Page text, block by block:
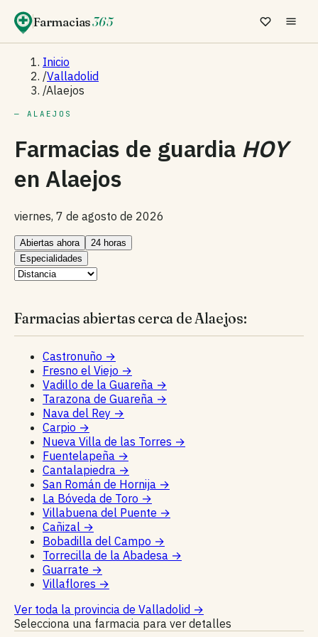
Farmacias365
Inicio
/Valladolid
/Alaejos
— ALAEJOS
Farmacias de guardia HOY
en Alaejos
viernes, 7 de agosto de 2026
Abiertas ahora
24 horas
Especialidades
Farmacias abiertas cerca de Alaejos:
Castronuño →
Fresno el Viejo →
Vadillo de la Guareña →
Tarazona de Guareña →
Nava del Rey →
Carpio →
Nueva Villa de las Torres →
Fuentelapeña →
Cantalapiedra →
San Román de Hornija →
La Bóveda de Toro →
Villabuena del Puente →
Cañizal →
Bobadilla del Campo →
Torrecilla de la Abadesa →
Guarrate →
Villaflores →
Ver toda la provincia de Valladolid →
Selecciona una farmacia para ver detalles